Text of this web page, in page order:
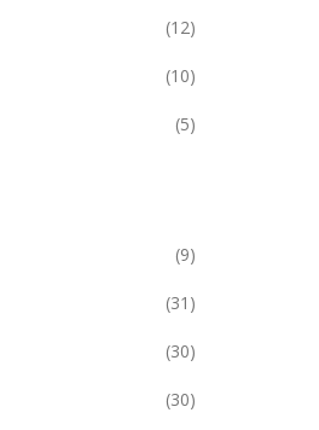
(12)
(10)
(5)
(9)
(31)
(30)
(30)